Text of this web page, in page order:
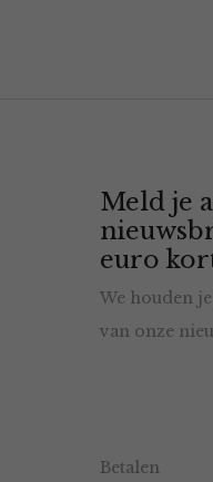
Meld je
euro
We houden
van onze
Betalen